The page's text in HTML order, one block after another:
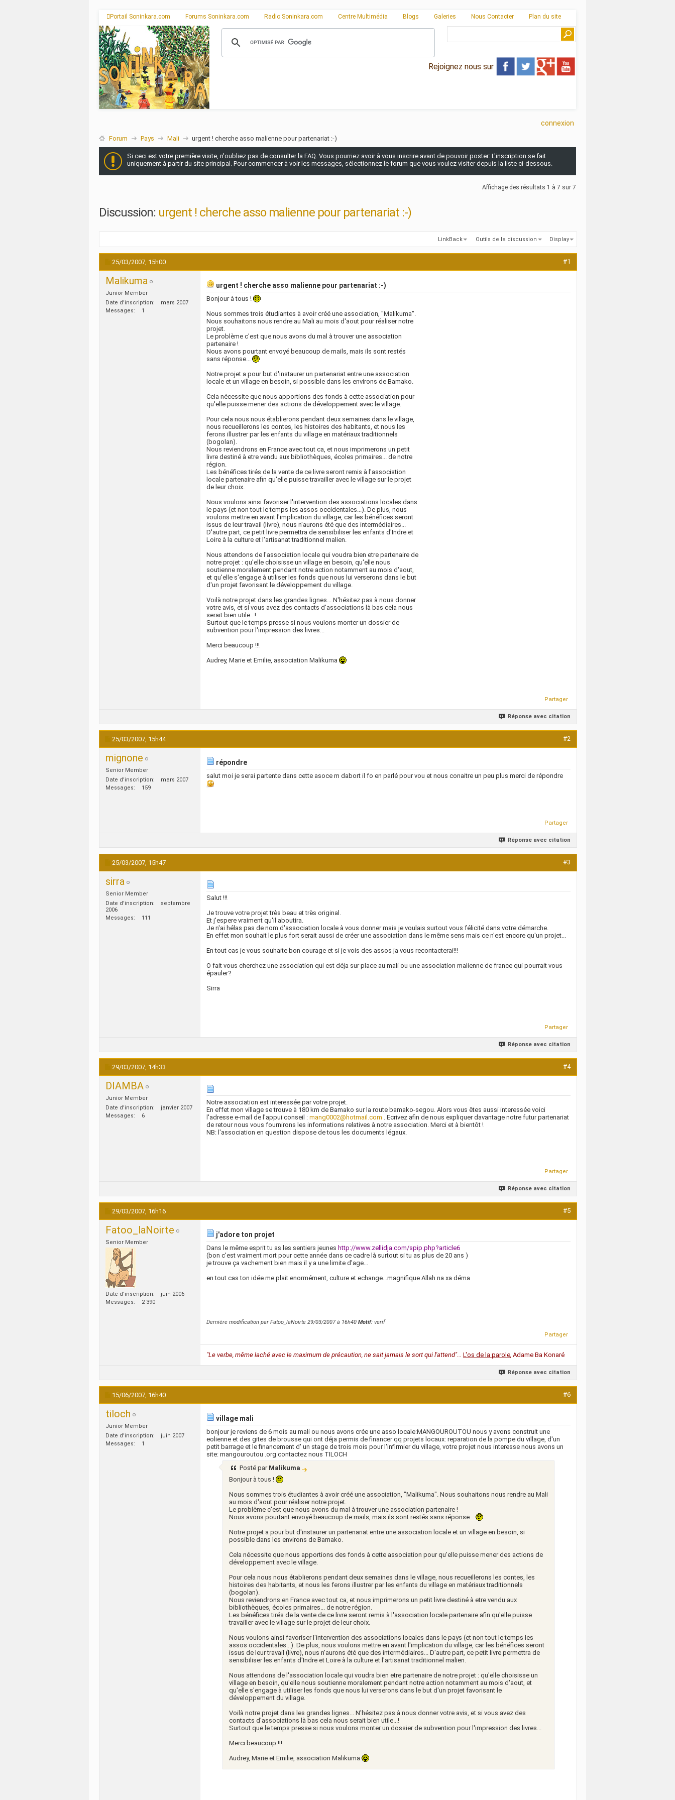
Portail Soninkara.com Forums Soninkara.com Radio Soninkara.com Centre Multimédia Blogs Galeries Nous Contacter Plan du site
Rejoignez nous sur
connexion
Forum Pays Mali urgent ! cherche asso malienne pour partenariat :-)
Si ceci est votre première visite, n'oubliez pas de consulter la FAQ. Vous pourriez avoir à vous inscrire avant de pouvoir poster: L'inscription se fait
uniquement à partir du site principal. Pour commencer à voir les messages, sélectionnez le forum que vous voulez visiter depuis la liste ci-dessous.
Affichage des résultats 1 à 7 sur 7
Discussion: urgent ! cherche asso malienne pour partenariat :-)
LinkBack Outils de la discussion Display
25/03/2007, 15h00 #1
Malikuma
Junior Member
Date d'inscription
mars 2007
Messages
1
urgent ! cherche asso malienne pour partenariat :-)
Bonjour à tous !
Nous sommes trois étudiantes à avoir créé une association, "Malikuma".
Nous souhaitons nous rendre au Mali au mois d'aout pour réaliser notre
projet.
Le problème c'est que nous avons du mal à trouver une association
partenaire !
Nous avons pourtant envoyé beaucoup de mails, mais ils sont restés
sans réponse...
Notre projet a pour but d'instaurer un partenariat entre une association
locale et un village en besoin, si possible dans les environs de Bamako.
Cela nécessite que nous apportions des fonds à cette association pour
qu'elle puisse mener des actions de développement avec le village.
Pour cela nous nous établierons pendant deux semaines dans le village,
nous recueillerons les contes, les histoires des habitants, et nous les
ferons illustrer par les enfants du village en matériaux traditionnels
(bogolan).
Nous reviendrons en France avec tout ca, et nous imprimerons un petit
livre destiné à etre vendu aux bibliothèques, écoles primaires... de notre
région.
Les bénéfices tirés de la vente de ce livre seront remis à l'association
locale partenaire afin qu'elle puisse travailler avec le village sur le projet
de leur choix.
Nous voulons ainsi favoriser l'intervention des associations locales dans
le pays (et non tout le temps les assos occidentales...). De plus, nous
voulons mettre en avant l'implication du village, car les bénéfices seront
issus de leur travail (livre), nous n'aurons été que des intermédiaires...
D'autre part, ce petit livre permettra de sensibiliser les enfants d'Indre et
Loire à la culture et l'artisanat traditionnel malien.
Nous attendons de l'association locale qui voudra bien etre partenaire de
notre projet : qu'elle choisisse un village en besoin, qu'elle nous
soutienne moralement pendant notre action notamment au mois d'aout,
et qu'elle s'engage à utiliser les fonds que nous lui verserons dans le but
d'un projet favorisant le développement du village.
Voilà notre projet dans les grandes lignes... N'hésitez pas à nous donner
votre avis, et si vous avez des contacts d'associations là bas cela nous
serait bien utile...!
Surtout que le temps presse si nous voulons monter un dossier de
subvention pour l'impression des livres...
Merci beaucoup !!!
Audrey, Marie et Emilie, association Malikuma
Partager
Réponse avec citation
25/03/2007, 15h44 #2
mignone
Senior Member
Date d'inscription
mars 2007
Messages
159
répondre
salut moi je serai partente dans cette asoce m dabort il fo en parlé pour vou et nous conaitre un peu plus merci de répondre
Partager
Réponse avec citation
25/03/2007, 15h47 #3
sirra
Senior Member
Date d'inscription
septembre
2006
Messages
111
Salut !!!
Je trouve votre projet très beau et très original.
Et j'espere vraiment qu'il aboutira.
Je n'ai hélas pas de nom d'association locale à vous donner mais je voulais surtout vous félicité dans votre démarche.
En effet mon souhait le plus fort serait aussi de créer une association dans le même sens mais ce n'est encore qu'un projet...
En tout cas je vous souhaite bon courage et si je vois des assos ja vous recontacterai!!!
O fait vous cherchez une association qui est déja sur place au mali ou une association malienne de france qui pourrait vous
épauler?
Sirra
Partager
Réponse avec citation
29/03/2007, 14h33 #4
DIAMBA
Junior Member
Date d'inscription
janvier 2007
Messages
6
Notre association est interessée par votre projet.
En effet mon village se trouve à 180 km de Bamako sur la route bamako-segou. Alors vous êtes aussi interessée voici
l'adresse e-mail de l'appui conseil : mang0002@hotmail.com . Ecrivez afin de nous expliquer davantage notre futur partenariat
de retour nous vous fournirons les informations relatives à notre association. Merci et à bientôt !
NB: l'association en question dispose de tous les documents légaux.
Partager
Réponse avec citation
29/03/2007, 16h16 #5
Fatoo_laNoirte
Senior Member
Date d'inscription
juin 2006
Messages
2 390
j'adore ton projet
Dans le même esprit tu as les sentiers jeunes http://www.zellidja.com/spip.php?article6
(bon c'est vraiment mort pour cette année dans ce cadre là surtout si tu as plus de 20 ans )
je trouve ça vachement bien mais il y a une limite d'age...
en tout cas ton idée me plait enormément, culture et echange...magnifique Allah na xa déma
Dernière modification par Fatoo_laNoirte 29/03/2007 à 16h40 Motif: verif
Partager
"Le verbe, même laché avec le maximum de précaution, ne sait jamais le sort qui l'attend"... L'os de la parole, Adame Ba Konaré
Réponse avec citation
15/06/2007, 16h40 #6
tiloch
Junior Member
Date d'inscription
juin 2007
Messages
1
village mali
bonjour je reviens de 6 mois au mali ou nous avons crée une asso locale:MANGOUROUTOU nous y avons construit une
eolienne et des gites de brousse qui ont déja permis de financer qq projets locaux: reparation de la pompe du village, d'un
petit barrage et le financement d' un stage de trois mois pour l'infirmier du village, votre projet nous interesse nous avons un
site: mangouroutou .org contactez nous TILOCH
Posté par Malikuma
Bonjour à tous !
Nous sommes trois étudiantes à avoir créé une association, "Malikuma". Nous souhaitons nous rendre au Mali
au mois d'aout pour réaliser notre projet.
Le problème c'est que nous avons du mal à trouver une association partenaire !
Nous avons pourtant envoyé beaucoup de mails, mais ils sont restés sans réponse...
Notre projet a pour but d'instaurer un partenariat entre une association locale et un village en besoin, si
possible dans les environs de Bamako.
Cela nécessite que nous apportions des fonds à cette association pour qu'elle puisse mener des actions de
développement avec le village.
Pour cela nous nous établierons pendant deux semaines dans le village, nous recueillerons les contes, les
histoires des habitants, et nous les ferons illustrer par les enfants du village en matériaux traditionnels
(bogolan).
Nous reviendrons en France avec tout ca, et nous imprimerons un petit livre destiné à etre vendu aux
bibliothèques, écoles primaires... de notre région.
Les bénéfices tirés de la vente de ce livre seront remis à l'association locale partenaire afin qu'elle puisse
travailler avec le village sur le projet de leur choix.
Nous voulons ainsi favoriser l'intervention des associations locales dans le pays (et non tout le temps les
assos occidentales...). De plus, nous voulons mettre en avant l'implication du village, car les bénéfices seront
issus de leur travail (livre), nous n'aurons été que des intermédiaires... D'autre part, ce petit livre permettra de
sensibiliser les enfants d'Indre et Loire à la culture et l'artisanat traditionnel malien.
Nous attendons de l'association locale qui voudra bien etre partenaire de notre projet : qu'elle choisisse un
village en besoin, qu'elle nous soutienne moralement pendant notre action notamment au mois d'aout, et
qu'elle s'engage à utiliser les fonds que nous lui verserons dans le but d'un projet favorisant le
développement du village.
Voilà notre projet dans les grandes lignes... N'hésitez pas à nous donner votre avis, et si vous avez des
contacts d'associations là bas cela nous serait bien utile...!
Surtout que le temps presse si nous voulons monter un dossier de subvention pour l'impression des livres...
Merci beaucoup !!!
Audrey, Marie et Emilie, association Malikuma